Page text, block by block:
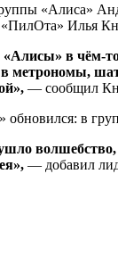
«Алиса»
«ПилОта» Илья
в чём-
в метрономы,
— сообщил
в
— добавил